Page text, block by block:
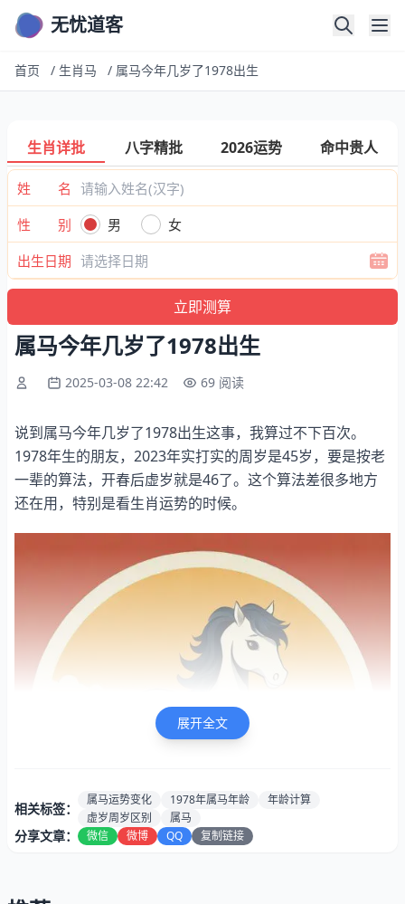
无忧道客
首页 / 生肖马 / 属马今年几岁了1978出生
生肖详批 八字精批 2026运势 命中贵人
姓 名
性 别
男
女
出生日期
属马今年几岁了1978出生
2025-03-08 22:42 69 阅读
说到属马今年几岁了1978出生这事，我算过不下百次。
1978年生的朋友，2023年实打实的周岁是45岁，要是按老
一辈的算法，开春后虚岁就是46了。这个算法差很多地方
还在用，特别是看生肖运势的时候。
展开全文
相关标签：
属马运势变化 1978年属马年龄
年龄计算
虚岁周岁区别
属马
分享文章： 微信 微博 QQ 复制链接